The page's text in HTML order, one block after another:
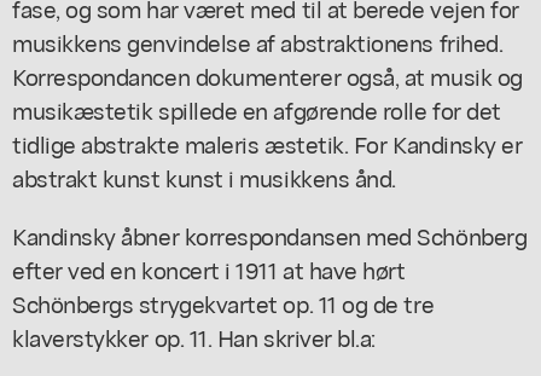
fase, og som har været med til at berede vejen for
musikkens genvindelse af abstraktionens frihed.
Korrespondancen dokumenterer også, at musik og
musikæstetik spillede en afgørende rolle for det
tidlige abstrakte maleris æstetik. For Kandinsky er
abstrakt kunst kunst i musikkens ånd.
Kandinsky åbner korrespondansen med Schönberg
efter ved en koncert i 1911 at have hørt
Schönbergs strygekvartet op. 11 og de tre
klaverstykker op. 11. Han skriver bl.a: